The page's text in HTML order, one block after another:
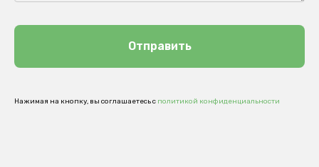
Отправить
Нажимая на кнопку, вы соглашаетесь с политикой конфиденциальности